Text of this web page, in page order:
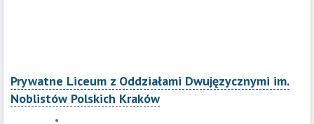
Prywatne Liceum z Oddziałami Dwujęzycznymi im.
Noblistów Polskich Kraków